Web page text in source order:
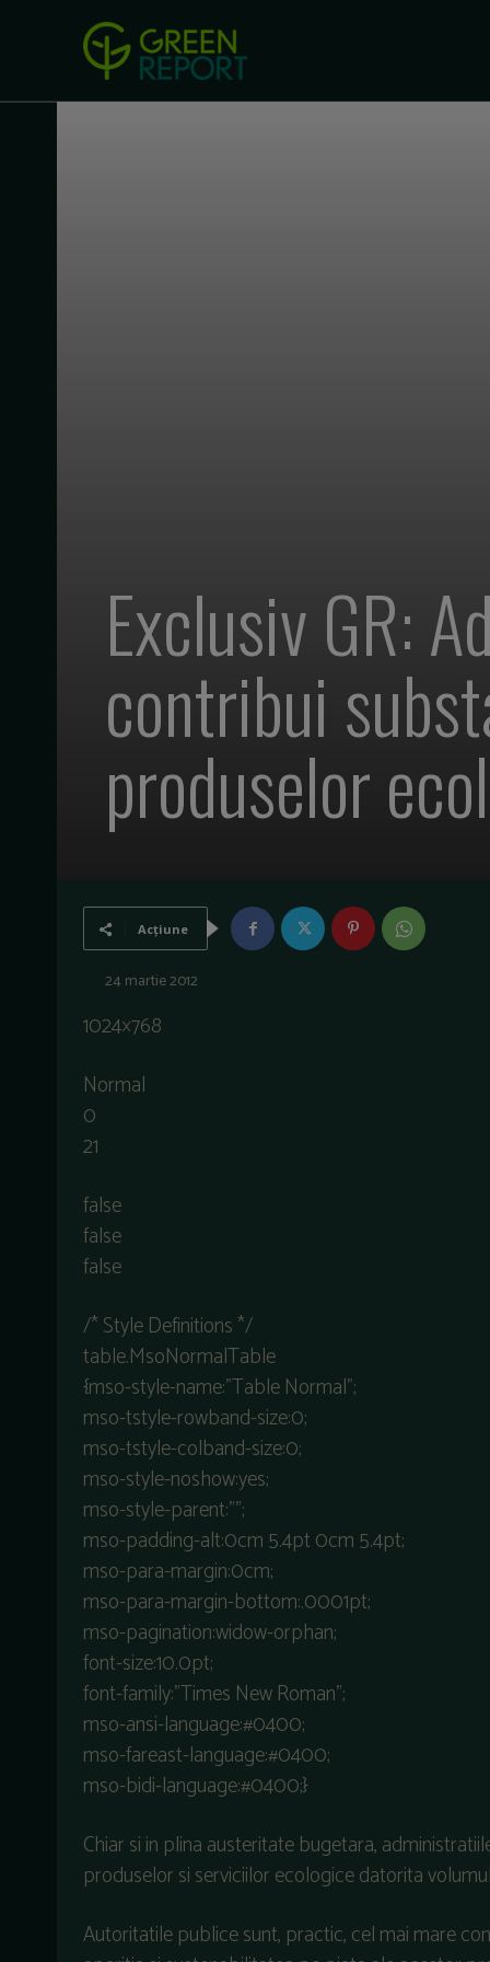
Exclusiv GR:
contribui
produselor
Acțiune
24 martie 2012
1024×768
Normal
0
21
false
false
false
/* Style Definitions */
table.MsoNormalTable
{mso-style-name:”Table Normal”;
mso-tstyle-rowband-size:0;
mso-tstyle-colband-size:0;
mso-style-noshow:yes;
mso-style-parent:””;
mso-padding-alt:0cm 5.4pt 0cm 5.4pt;
mso-para-margin:0cm;
mso-para-margin-bottom:.0001pt;
mso-pagination:widow-orphan;
font-size:10.0pt;
font-family:”Times New Roman”;
mso-ansi-language:#0400;
mso-fareast-language:#0400;
mso-bidi-language:#0400;}
Chiar si in plina austeritate bugetara,
produselor si serviciilor ecologice datorita
Autoritatile publice sunt, practic, cel mai mare